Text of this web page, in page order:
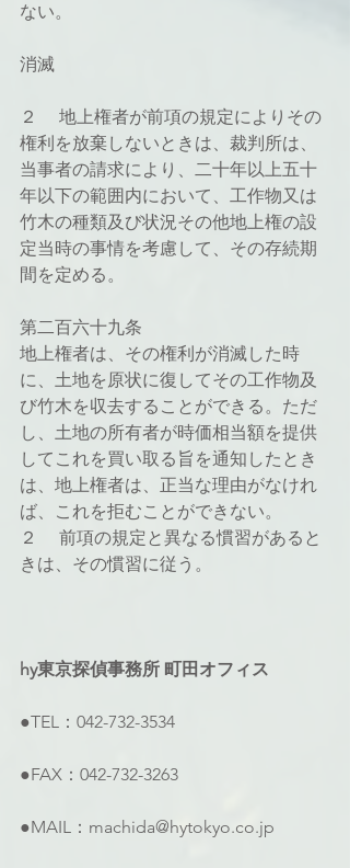
ない。
消滅
２ 　地上権者が前項の規定によりその
権利を放棄しないときは、裁判所は、
当事者の請求により、二十年以上五十
年以下の範囲内において、工作物又は
竹木の種類及び状況その他地上権の設
定当時の事情を考慮して、その存続期
間を定める。
第二百六十九条
地上権者は、その権利が消滅した時
に、土地を原状に復してその工作物及
び竹木を収去することができる。ただ
し、土地の所有者が時価相当額を提供
してこれを買い取る旨を通知したとき
は、地上権者は、正当な理由がなけれ
ば、これを拒むことができない。
２ 　前項の規定と異なる慣習があると
きは、その慣習に従う。
hy東京探偵事務所 町田オフィス
●TEL：042-732-3534
●FAX：042-732-3263
●MAIL：machida@hytokyo.co.jp